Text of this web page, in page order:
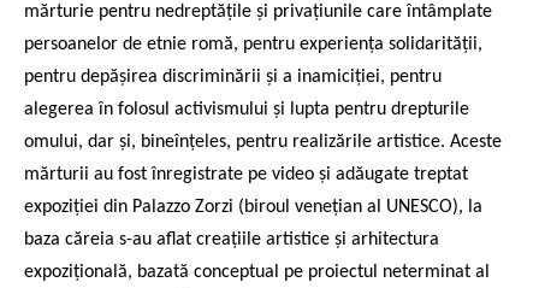
mărturie pentru nedreptățile și privațiunile care întâmplate
persoanelor de etnie romă, pentru experiența solidarității,
pentru depășirea discriminării și a inamiciției, pentru
alegerea în folosul activismului și lupta pentru drepturile
omului, dar și, bineînțeles, pentru realizările artistice. Aceste
mărturii au fost înregistrate pe video și adăugate treptat
expoziției din Palazzo Zorzi (biroul venețian al UNESCO), la
baza căreia s-au aflat creațiile artistice și arhitectura
expozițională, bazată conceptual pe proiectul neterminat al